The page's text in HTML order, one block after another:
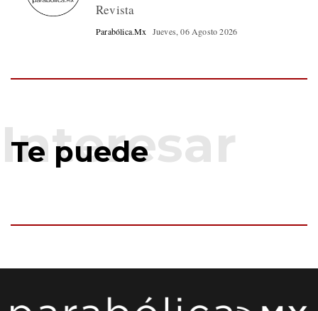
Revista
Parabólica.Mx Jueves, 06 Agosto 2026
Te puede